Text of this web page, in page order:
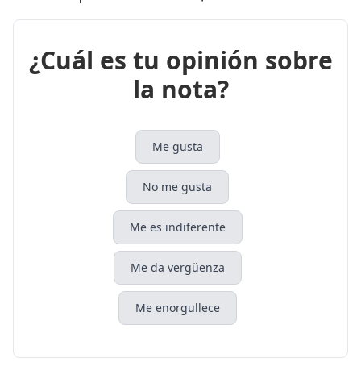
¿Cuál es tu opinión sobre
la nota?
Me gusta
No me gusta
Me es indiferente
Me da vergüenza
Me enorgullece